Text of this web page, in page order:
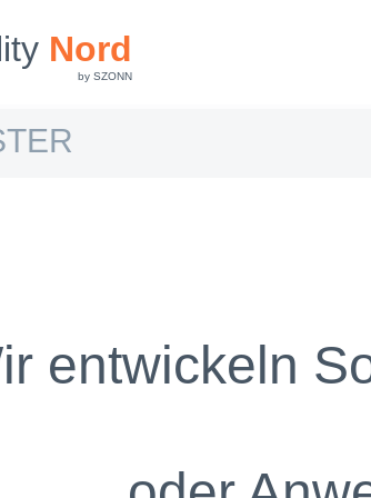
Nord
by SZONN
entwickeln